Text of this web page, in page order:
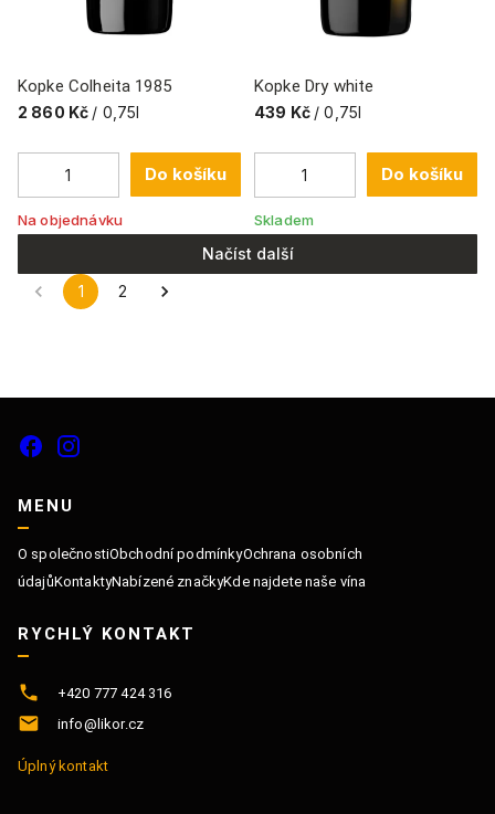
Kopke Colheita 1985
2 860 Kč / 0,75l
Do košíku
Na objednávku
Kopke Dry white
439 Kč / 0,75l
Do košíku
Skladem
Načíst další
1
2
MENU
O společnostiObchodní podmínkyOchrana osobních
údajůKontaktyNabízené značkyKde najdete naše vína
RYCHLÝ KONTAKT
+420 777 424 316
info@likor.cz
Úplný kontakt